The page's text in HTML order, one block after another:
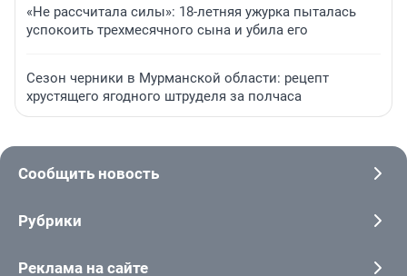
«Не рассчитала силы»: 18-летняя ужурка пыталась
успокоить трехмесячного сына и убила его
Сезон черники в Мурманской области: рецепт
хрустящего ягодного штруделя за полчаса
Сообщить новость
Рубрики
Реклама на сайте